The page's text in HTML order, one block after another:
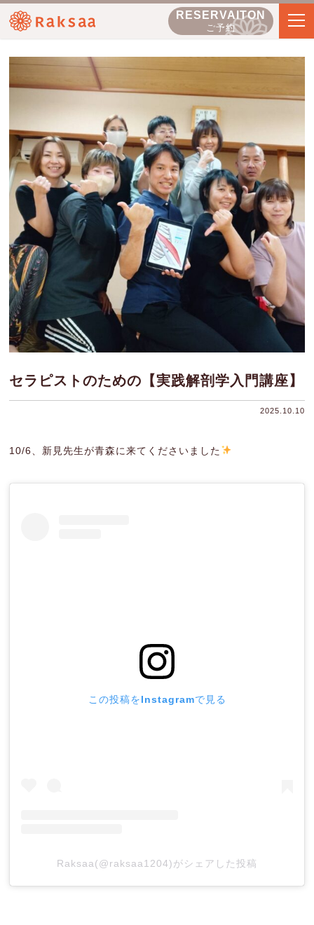
RESERVAITON
ご予約
セラピストのための【実践解剖学入門講座】
2025.10.10
10/6、新見先生が青森に来てくださいました
この投稿をInstagramで見る
Raksaa(@raksaa1204)がシェアした投稿